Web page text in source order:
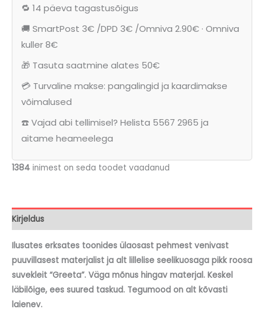
suvekleit
kogus
🔁 14 päeva tagastusõigus
🚚 SmartPost 3€ /DPD 3€ /Omniva 2.90€ · Omniva
kuller 8€
🎁 Tasuta saatmine alates 50€
💳 Turvaline makse: pangalingid ja kaardimakse
võimalused
☎️ Vajad abi tellimisel? Helista 5567 2965 ja
aitame heameelega
1384 inimest on seda toodet vaadanud
Kirjeldus
Ilusates erksates toonides ülaosast pehmest venivast
puuvillasest materjalist ja alt lillelise seelikuosaga pikk roosa
suvekleit “Greeta”. Väga mõnus hingav materjal. Keskel
läbilõige, ees suured taskud. Tegumood on alt kõvasti
laienev.